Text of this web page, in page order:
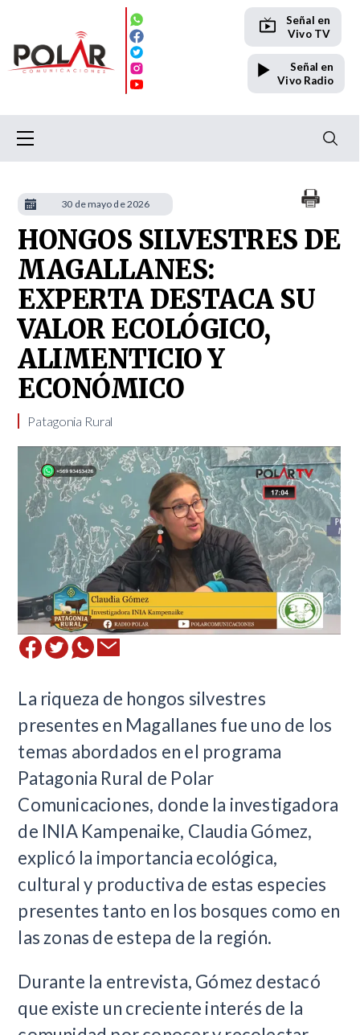
Señal en
Vivo TV
Señal en
Vivo Radio
HONGOS SILVESTRES DE
MAGALLANES:
EXPERTA DESTACA SU
VALOR ECOLÓGICO,
ALIMENTICIO Y
ECONÓMICO
Patagonia Rural
La riqueza de hongos silvestres
presentes en Magallanes fue uno de los
temas abordados en el programa
Patagonia Rural de Polar
Comunicaciones, donde la investigadora
de INIA Kampenaike, Claudia Gómez,
explicó la importancia ecológica,
cultural y productiva de estas especies
presentes tanto en los bosques como en
las zonas de estepa de la región.
Durante la entrevista, Gómez destacó
que existe un creciente interés de la
30 de mayo de 2026